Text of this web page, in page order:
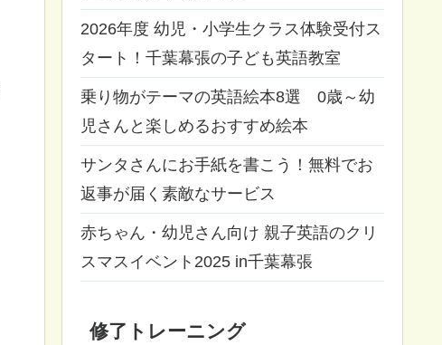
2026年度 幼児・小学生クラス体験受付ス
タート！千葉幕張の子ども英語教室
乗り物がテーマの英語絵本8選 0歳～幼
児さんと楽しめるおすすめ絵本
サンタさんにお手紙を書こう！無料でお
返事が届く素敵なサービス
赤ちゃん・幼児さん向け 親子英語のクリ
スマスイベント2025 in千葉幕張
修了トレーニング